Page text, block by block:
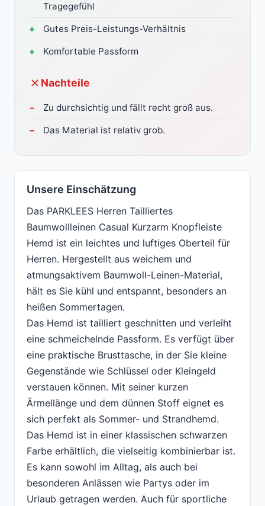
Tragegefühl
Gutes Preis-Leistungs-Verhältnis
Komfortable Passform
Nachteile
Zu durchsichtig und fällt recht groß aus.
Das Material ist relativ grob.
Unsere Einschätzung
Das PARKLEES Herren Tailliertes
Baumwollleinen Casual Kurzarm Knopfleiste
Hemd ist ein leichtes und luftiges Oberteil für
Herren. Hergestellt aus weichem und
atmungsaktivem Baumwoll-Leinen-Material,
hält es Sie kühl und entspannt, besonders an
heißen Sommertagen.
Das Hemd ist tailliert geschnitten und verleiht
eine schmeichelnde Passform. Es verfügt über
eine praktische Brusttasche, in der Sie kleine
Gegenstände wie Schlüssel oder Kleingeld
verstauen können. Mit seiner kurzen
Ärmellänge und dem dünnen Stoff eignet es
sich perfekt als Sommer- und Strandhemd.
Das Hemd ist in einer klassischen schwarzen
Farbe erhältlich, die vielseitig kombinierbar ist.
Es kann sowohl im Alltag, als auch bei
besonderen Anlässen wie Partys oder im
Urlaub getragen werden. Auch für sportliche